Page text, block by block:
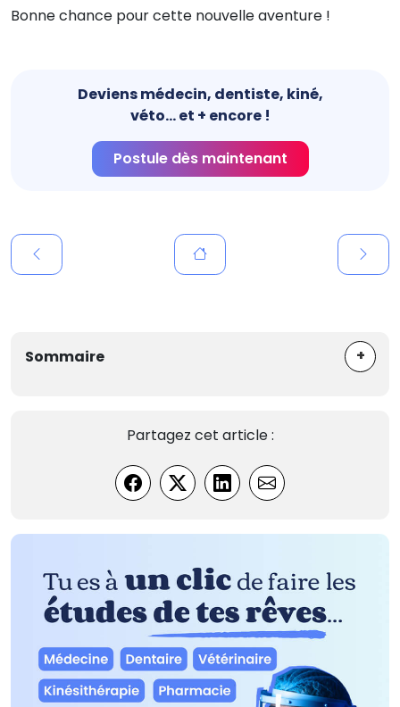
Bonne chance pour cette nouvelle aventure !
Deviens médecin, dentiste, kiné,
véto... et + encore !
Postule dès maintenant
Sommaire +
Partagez cet article :